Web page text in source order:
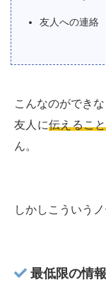
友人への連絡
こんなのができ
友人に伝えるこ
ん。
しかしこういう
最低限の情